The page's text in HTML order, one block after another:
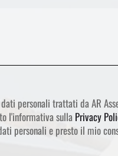
personali trattati da AR
l'informativa sulla Privacy
personali e presto il mio